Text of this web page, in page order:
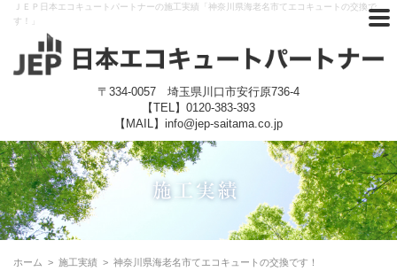
ＪＥＰ日本エコキュートパートナーの施工実績「神奈川県海老名市てエコキュートの交換で
す！」
〒334-0057 埼玉県川口市安行原736-4
【TEL】 0120-383-393
【MAIL】info@jep-saitama.co.jp
ホーム > 施工実績 > 神奈川県海老名市てエコキュートの交換です！